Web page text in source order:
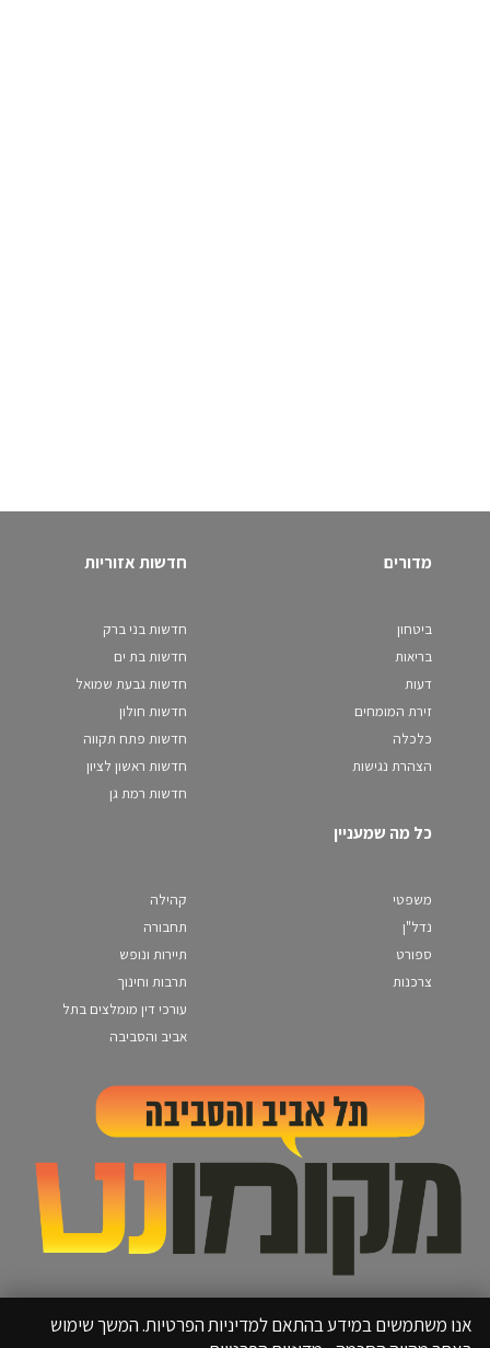
מדורים
ביטחון
בריאות
דעות
זירת המומחים
כלכלה
הצהרת נגישות
חדשות אזוריות
חדשות בני ברק
חדשות בת ים
חדשות גבעת שמואל
חדשות חולון
חדשות פתח תקווה
חדשות ראשון לציון
חדשות רמת גן
כל מה שמעניין
משפטי
נדל"ן
ספורט
צרכנות
קהילה
תחבורה
תיירות ונופש
תרבות וחינוך
עורכי דין מומלצים בתל
אביב והסביבה
אנו משתמשים במידע בהתאם למדיניות הפרטיות. המשך שימוש